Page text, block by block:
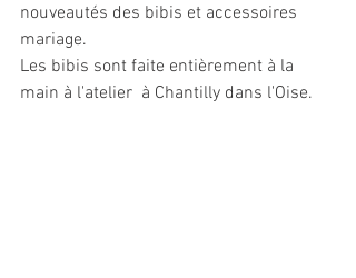
nouveautés des bibis et accessoires
mariage.
Les bibis sont faite entièrement à la
main à l'atelier  à Chantilly dans l'Oise.